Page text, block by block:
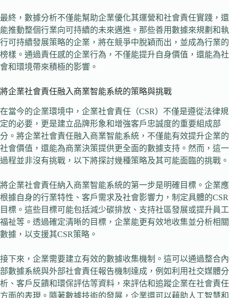
最終，數據分析不僅能幫助企業優化其運營和社會責任實踐，還
能推動整個行業向可持續的未來邁進。那些善用數據來規劃和執
行可持續發展策略的企業，將在競爭中脫穎而出，並成為行業的
榜樣。通過責任感的企業行為，不僅能提升自身價值，還能為社
會和環境帶來積極的影響。
將企業社會責任融入商業智能系統的策略與挑戰
在當今的企業環境中，企業社會責任（CSR）不僅是遵從法律規
定的必要，更是建立品牌形象和增強客戶忠誠度的重要組成部
分。將企業社會責任融入商業智能系統，不僅能有效提升企業的
社會價值，還能為商業決策提供更全面的數據支持。然而，這一
過程並非沒有挑戰，以下將探討幾種策略及其可能面臨的挑戰。
將企業社會責任納入商業智能系統的第一步是明確目標。企業應
根據自身的行業特性、客戶需求及社會影響力，制定具體的CSR
目標。這些目標可能包括減少碳排放、支持社區發展或提升員工
福祉等。透過確定清晰的目標，企業能更有效地收集並分析相關
數據，以支援其CSR策略。
接下來，企業需要建立有效的數據收集機制。這可以通過整合內
部數據系統與外部社會責任報告機制達成，例如利用社交媒體分
析、客戶反饋和環保評估等資料，來評估和追蹤企業在社會責任
方面的表現。隨著數據技術的發展，企業還可以藉助人工智慧和